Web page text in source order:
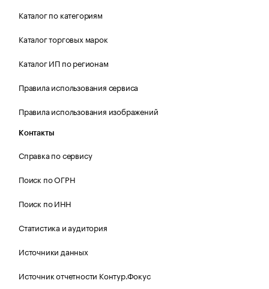
Каталог по категориям
Каталог торговых марок
Каталог ИП по регионам
Правила использования сервиса
Правила использования изображений
Контакты
Справка по сервису
Поиск по ОГРН
Поиск по ИНН
Статистика и аудитория
Источники данных
Источник отчетности Контур.Фокус